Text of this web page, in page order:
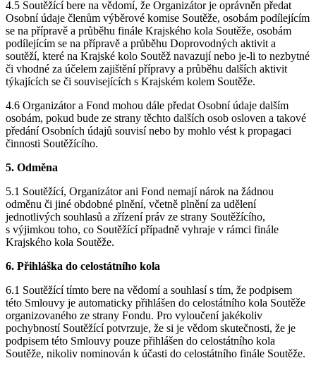
4.5 Soutěžící bere na vědomí, že Organizátor je oprávněn předat
Osobní údaje členům výběrové komise Soutěže, osobám podílejícím
se na přípravě a průběhu finále Krajského kola Soutěže, osobám
podílejícím se na přípravě a průběhu Doprovodných aktivit a
soutěží, které na Krajské kolo Soutěž navazují nebo je-li to nezbytné
či vhodné za účelem zajištění přípravy a průběhu dalších aktivit
týkajících se či souvisejících s Krajském kolem Soutěže.
4.6 Organizátor a Fond mohou dále předat Osobní údaje dalším
osobám, pokud bude ze strany těchto dalších osob osloven a takové
předání Osobních údajů souvisí nebo by mohlo vést k propagaci
činnosti Soutěžícího.
5. Odměna
5.1 Soutěžící, Organizátor ani Fond nemají nárok na žádnou
odměnu či jiné obdobné plnění, včetně plnění za udělení
jednotlivých souhlasů a zřízení práv ze strany Soutěžícího,
s výjimkou toho, co Soutěžící případně vyhraje v rámci finále
Krajského kola Soutěže.
6. Přihláška do celostátního kola
6.1 Soutěžící tímto bere na vědomí a souhlasí s tím, že podpisem
této Smlouvy je automaticky přihlášen do celostátního kola Soutěže
organizovaného ze strany Fondu. Pro vyloučení jakékoliv
pochybností Soutěžící potvrzuje, že si je vědom skutečnosti, že je
podpisem této Smlouvy pouze přihlášen do celostátního kola
Soutěže, nikoliv nominován k účasti do celostátního finále Soutěže.